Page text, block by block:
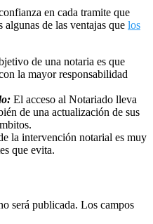
en cada tramite que
de las ventajas que los
de una notaria es que
la mayor responsabilidad
El acceso al Notariado lleva
de una actualización de sus
la intervención notarial es muy
que evita.
será publicada. Los campos